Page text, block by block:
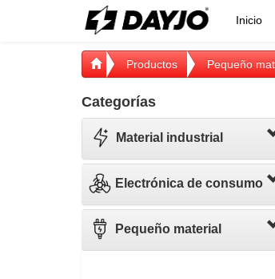
Inicio
Productos Pequeño
Categorías
Material industrial
Electrónica de consumo
Pequeño material